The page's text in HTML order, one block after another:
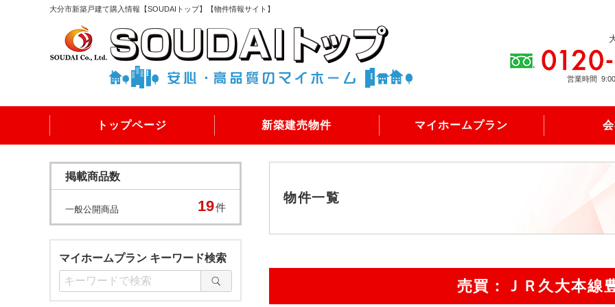
大分市新築戸建て購入情報【SOUDAIトップ】【物件情報サイト】
営業時間
トップページ 新築建売物件 マイホームプラン
物件一覧
売買：ＪＲ久大本線
掲載商品数
一般公開商品 19件
マイホームプラン キーワード検索